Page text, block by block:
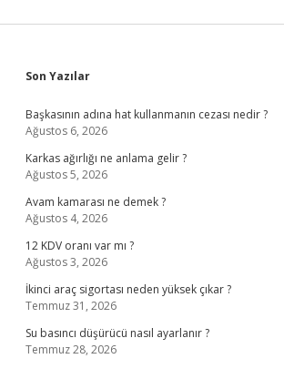
Sidebar
Son Yazılar
Başkasının adına hat kullanmanın cezası nedir ?
Ağustos 6, 2026
Karkas ağırlığı ne anlama gelir ?
Ağustos 5, 2026
Avam kamarası ne demek ?
Ağustos 4, 2026
12 KDV oranı var mı ?
Ağustos 3, 2026
İkinci araç sigortası neden yüksek çıkar ?
Temmuz 31, 2026
Su basıncı düşürücü nasıl ayarlanır ?
Temmuz 28, 2026